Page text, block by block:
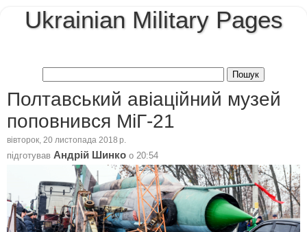
Ukrainian Military Pages
Полтавський авіаційний музей
поповнився МіГ-21
вівторок, 20 листопада 2018 р.
підготував Андрій Шинко о 20:54